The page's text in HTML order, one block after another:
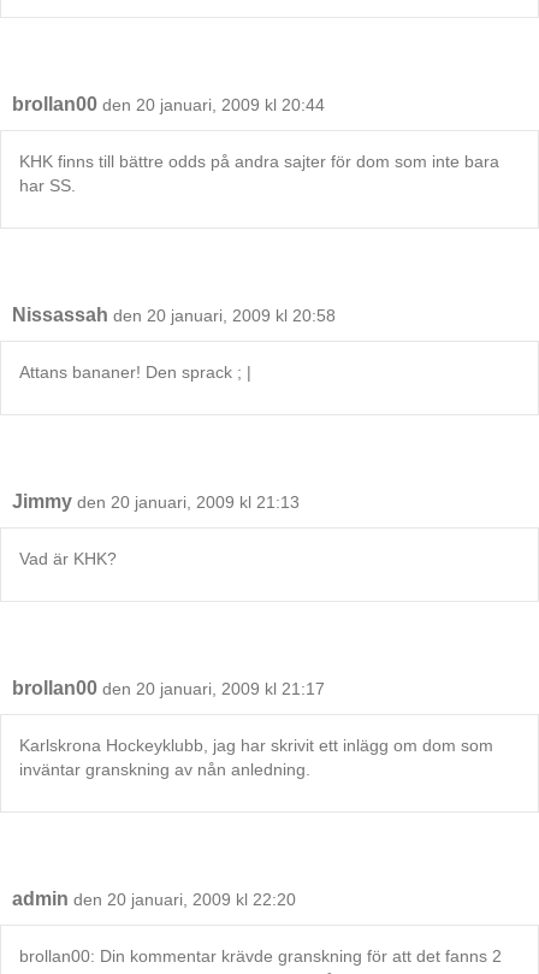
brollan00 den 20 januari, 2009 kl 20:44
KHK finns till bättre odds på andra sajter för dom som inte bara
har SS.
Nissassah den 20 januari, 2009 kl 20:58
Attans bananer! Den sprack ; |
Jimmy den 20 januari, 2009 kl 21:13
Vad är KHK?
brollan00 den 20 januari, 2009 kl 21:17
Karlskrona Hockeyklubb, jag har skrivit ett inlägg om dom som
inväntar granskning av nån anledning.
admin den 20 januari, 2009 kl 22:20
brollan00: Din kommentar krävde granskning för att det fanns 2